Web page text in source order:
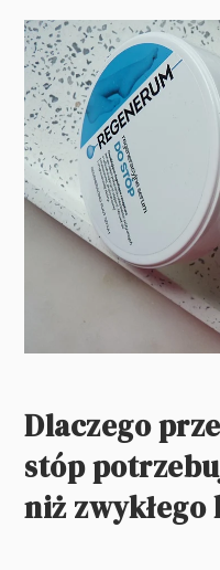
Dlaczego
stóp
niż zwykłego